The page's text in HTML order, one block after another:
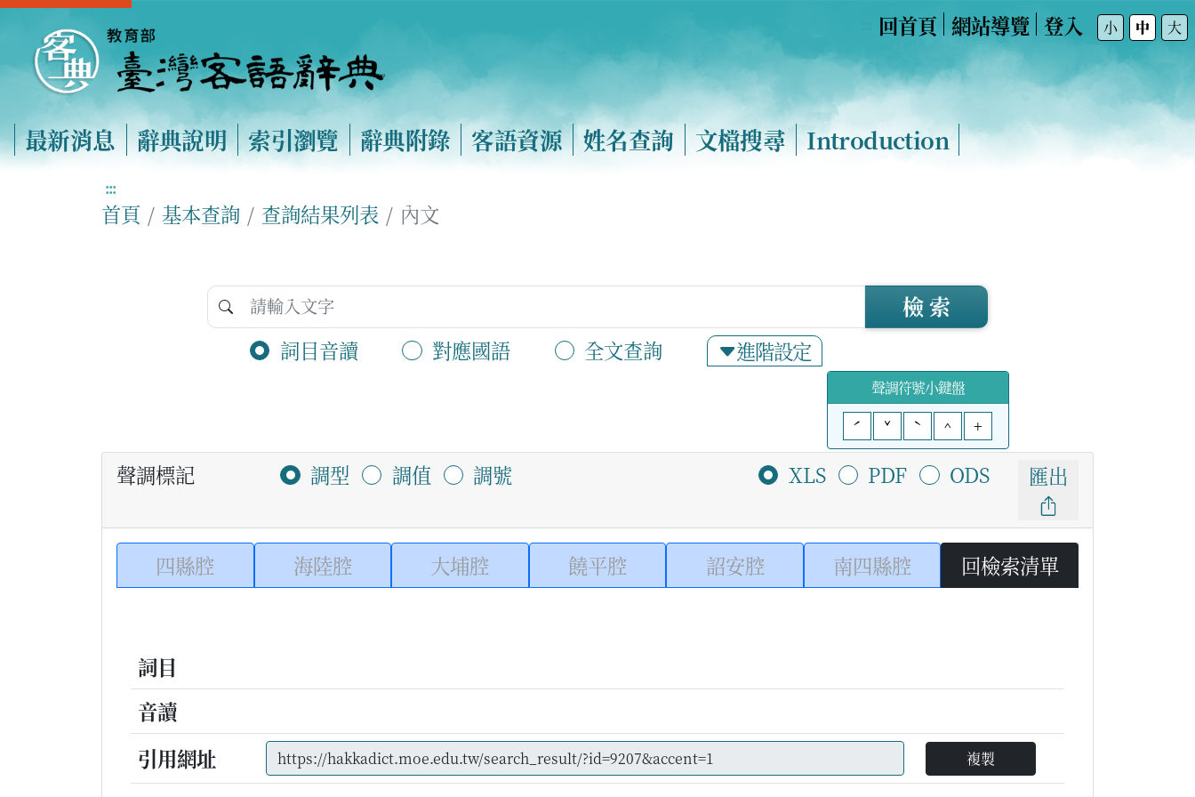
回首頁 網站導覽 登入 小 中 大
最新消息 辭典說明 索引瀏覽 辭典附錄 客語資源 姓名查詢 文檔搜尋 Introduction
:::
首頁 基本查詢 查詢結果列表 內文
詞目音讀 對應國語 全文查詢 進階設定
檢 索
聲調符號小鍵盤
ˊ
ˇ ˋ ^ +
聲調標記 調型 調值 調號 XLS PDF ODS 匯出
四縣腔 海陸腔 大埔腔 饒平腔 詔安腔 南四縣腔 回檢索清單
詞目
音讀
引用網址
複製